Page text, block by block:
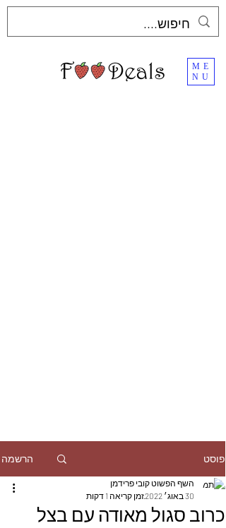
ME
NU
פוסט הרשמה
כרוב סגול מאודה עם בצל
השף הפשוט קובי פרידמן
30 באוג׳ 2022
זמן קריאה 1 דקות